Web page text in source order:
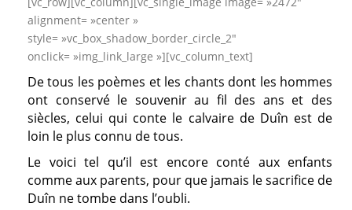
alignment= »center »
style= »vc_box_shadow_border_circle_2″
onclick= »img_link_large »][vc_column_text]
De tous les poèmes et les chants dont les hommes
ont conservé le souvenir au fil des ans et des
siècles, celui qui conte le calvaire de Duîn est de
loin le plus connu de tous.
Le voici tel qu’il est encore conté aux enfants
comme aux parents, pour que jamais le sacrifice de
Duîn ne tombe dans l’oubli.